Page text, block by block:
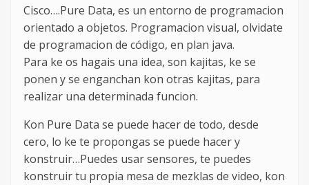
Cisco….Pure Data, es un entorno de programacion
orientado a objetos. Programacion visual, olvidate
de programacion de código, en plan java.
Para ke os hagais una idea, son kajitas, ke se
ponen y se enganchan kon otras kajitas, para
realizar una determinada funcion.
Kon Pure Data se puede hacer de todo, desde
cero, lo ke te propongas se puede hacer y
konstruir…Puedes usar sensores, te puedes
konstruir tu propia mesa de mezklas de video, kon